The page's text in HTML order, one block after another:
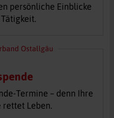
persönliche Einblicke
Termine – denn Ihre
rettet Leben.